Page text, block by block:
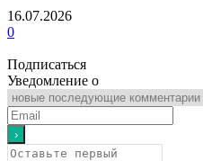
16.07.2026
0
Подписаться
Уведомление о